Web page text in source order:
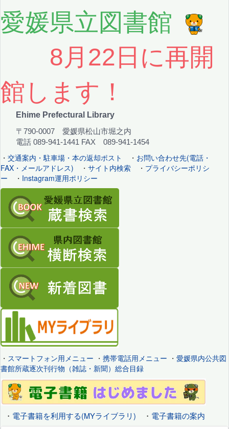
愛媛県立図書館
8月22日に再開
館します！
Ehime Prefectural Library
〒790-0007 愛媛県松山市堀之内
電話 089-941-1441 FAX 089-941-1454
・ 交通案内・駐車場・本の返却ポスト ・ お問い合わせ先(電話・
FAX・メールアドレス) ・ サイト内検索 ・ プライバシーポリシ
ー ・ Instagram運用ポリシー
・ スマートフォン用メニュー ・ 携帯電話用メニュー ・ 愛媛県内公共図
書館所蔵逐次刊行物（雑誌・新聞）総合目録
・ 電子書籍を利用する(MYライブラリ) ・ 電子書籍の案内